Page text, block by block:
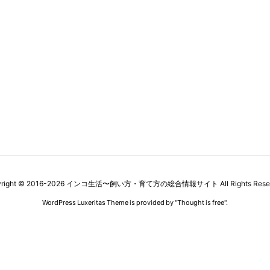
© 2016-2026 インコ生活〜飼い方・育て方の総合情報サイト All Rights
WordPress Luxeritas Theme is provided by "Thought is free".